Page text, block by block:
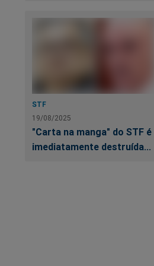
STF
19/08/2025
"Carta na manga" do STF é
imediatamente destruída...